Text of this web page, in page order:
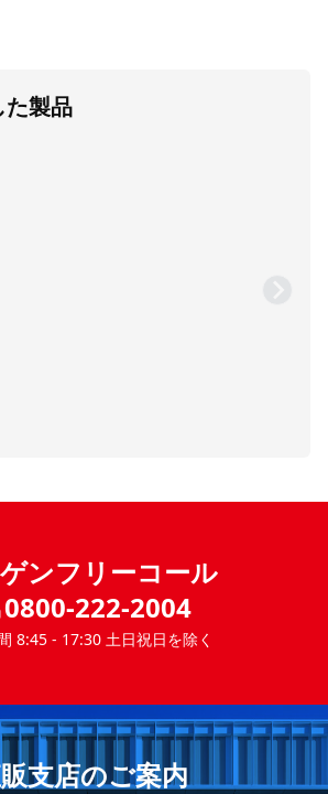
た製品
ンフリーコール
0800-222-2004
8:45 - 17:30 土日祝日を除く
支店のご案内